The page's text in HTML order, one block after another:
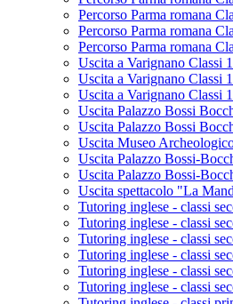
Percorso Parma romana
Percorso Parma romana
Percorso Parma romana
Uscita a Varignano Classi
Uscita a Varignano Classi
Uscita a Varignano Classi
Uscita Palazzo Bossi
Uscita Palazzo Bossi
Uscita Museo
Uscita Palazzo Bossi-
Uscita Palazzo Bossi-
Uscita spettacolo "La
Tutoring inglese - classi
Tutoring inglese - classi
Tutoring inglese - classi
Tutoring inglese - classi
Tutoring inglese - classi
Tutoring inglese - classi